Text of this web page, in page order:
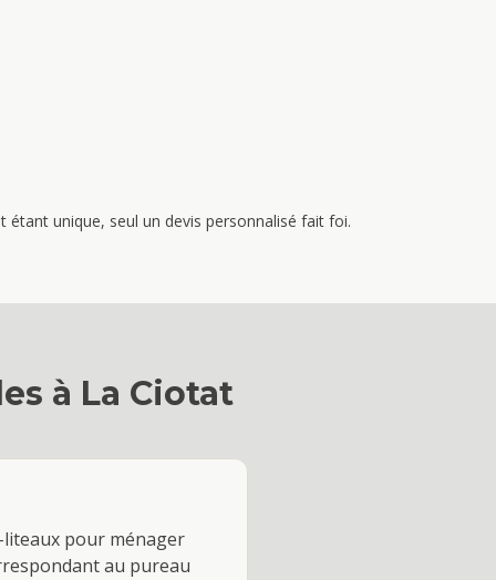
unique, seul un devis personnalisé fait foi.
à La Ciotat
liteaux pour ménager
au pureau